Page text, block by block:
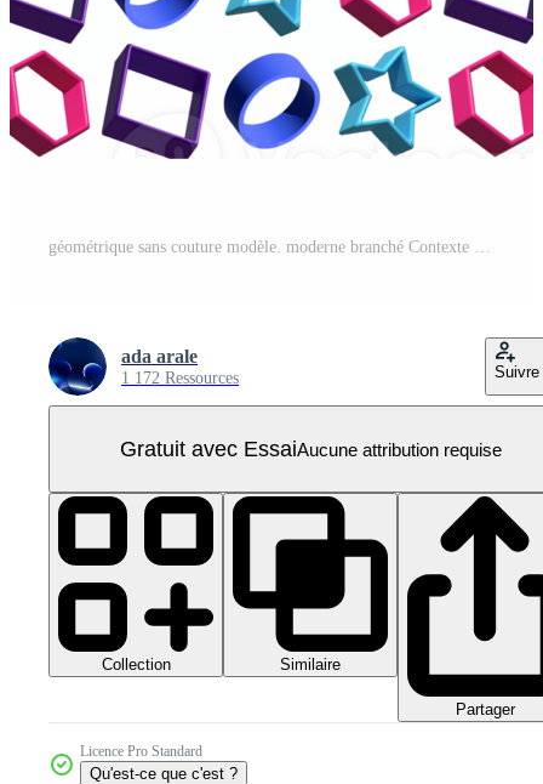
géométrique sans couture modèle. moderne branché Contexte avec 3d objets, Triangles, polygones, cercles, carrés, et étoile formes sur transparent Contexte. PNG Pro
ada arale
1 172 Ressources Suivre
Gratuit avec EssaiAucune attribution requise
Collection Similaire
Partager
Licence Pro Standard
Qu'est-ce que c'est ?